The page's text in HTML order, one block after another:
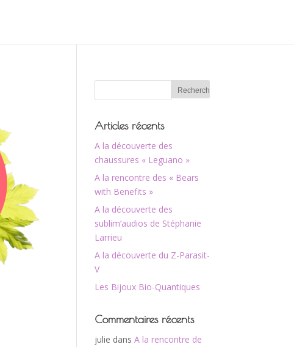
Articles récents
A la découverte des
chaussures « Leguano »
A la rencontre des « Bears
with Benefits »
A la découverte des
sublim’audios de Stéphanie
Larrieu
A la découverte du Z-Parasit-
V
Les Bijoux Bio-Quantiques
Commentaires récents
julie dans A la rencontre de